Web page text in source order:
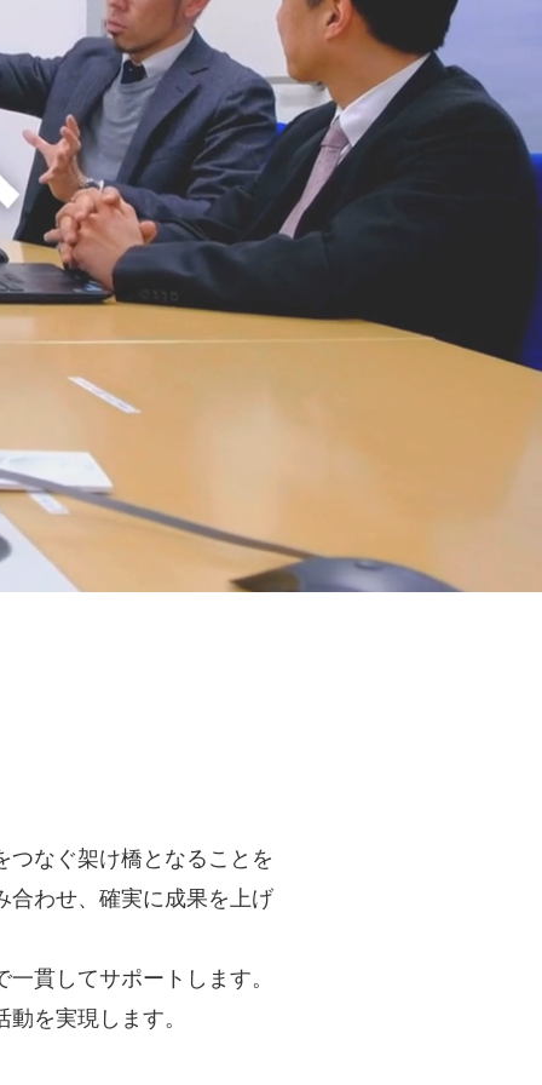
なぐ架け橋となることを
合わせ、確実に成果を上げ
貫してサポートします。
を実現します。